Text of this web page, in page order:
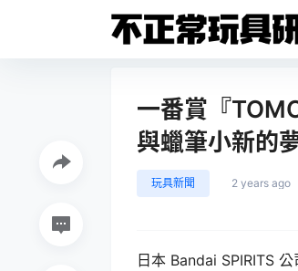
一番賞『
與蠟筆小新的
玩具新聞 2 years ago
日本 Bandai SPIRITS